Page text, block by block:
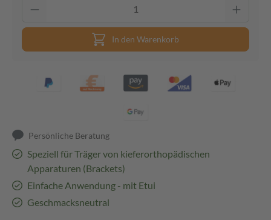
In den Warenkorb
Persönliche Beratung
Speziell für Träger von kieferorthopädischen
Apparaturen (Brackets)
Einfache Anwendung - mit Etui
Geschmacksneutral